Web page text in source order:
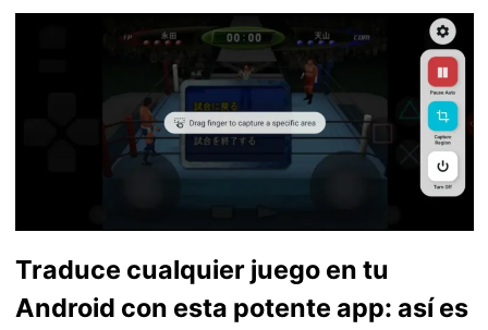
Traduce cualquier juego en tu
Android con esta potente app: así es